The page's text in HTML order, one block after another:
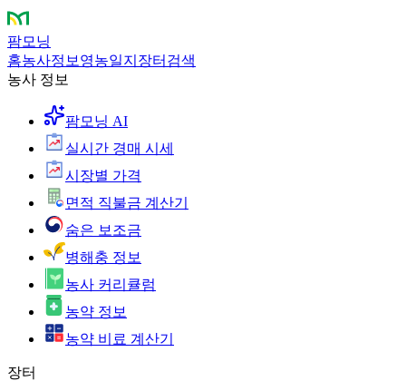
팜모닝
홈농사정보 영농일지 장터 검색
농사 정보
팜모닝 AI
실시간 경매 시세
시장별 가격
면적 직불금 계산기
숨은 보조금
병해충 정보
농사 커리큘럼
농약 정보
농약 비료 계산기
장터